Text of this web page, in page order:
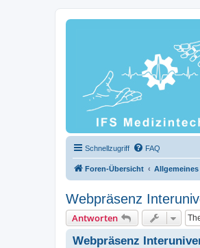
Schnellzugriff FAQ
Foren-Übersicht Allgemeines
Webpräsenz
Antworten
Webpräsenz